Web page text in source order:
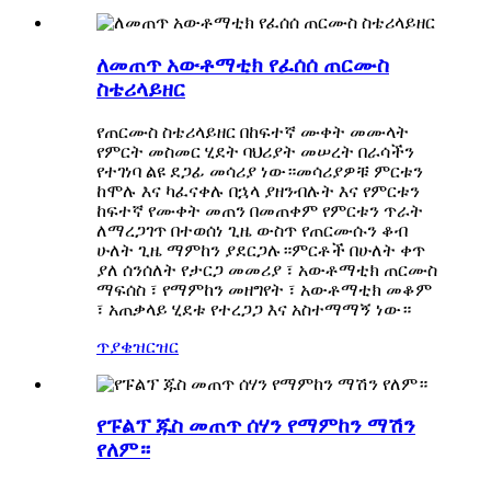
ለመጠጥ አውቶማቲክ የፈሰሰ ጠርሙስ
ስቴሪላይዘር
የጠርሙስ ስቴሪላይዘር በከፍተኛ ሙቀት መሙላት
የምርት መስመር ሂደት ባህሪያት መሠረት በራሳችን
የተገነባ ልዩ ደጋፊ መሳሪያ ነው።መሳሪያዎቹ ምርቱን
ከሞሉ እና ካፈናቀሉ በኋላ ያዘንብሉት እና የምርቱን
ከፍተኛ የሙቀት መጠን በመጠቀም የምርቱን ጥራት
ለማረጋገጥ በተወሰነ ጊዜ ውስጥ የጠርሙሱን ቆብ
ሁለት ጊዜ ማምከን ያደርጋሉ።ምርቶች በሁለት ቀጥ
ያለ ሰንሰለት የታርጋ መመሪያ ፣ አውቶማቲክ ጠርሙስ
ማፍሰስ ፣ የማምከን መዘግየት ፣ አውቶማቲክ መቆም
፣ አጠቃላይ ሂደቱ የተረጋጋ እና አስተማማኝ ነው።
ጥያቄዝርዝር
የፑልፕ ጁስ መጠጥ ሰሃን የማምከን ማሽን
የለም።